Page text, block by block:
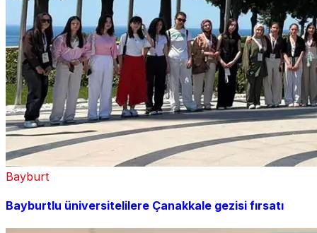
Bayburt
Bayburtlu üniversitelilere Çanakkale gezisi fırsatı